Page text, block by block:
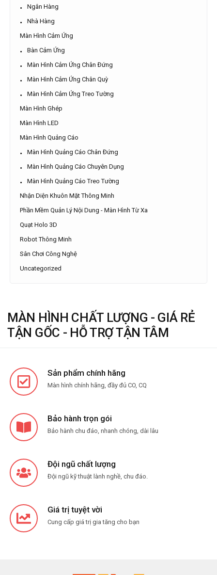
Ngân Hàng
Nhà Hàng
Màn Hình Cảm Ứng
Bàn Cảm Ứng
Màn Hình Cảm Ứng Chân Đứng
Màn Hình Cảm Ứng Chân Quỳ
Màn Hình Cảm Ứng Treo Tường
Màn Hình Ghép
Màn Hình LED
Màn Hình Quảng Cáo
Màn Hình Quảng Cáo Chân Đứng
Màn Hình Quảng Cáo Chuyên Dụng
Màn Hình Quảng Cáo Treo Tường
Nhận Diện Khuôn Mặt Thông Minh
Phần Mềm Quản Lý Nội Dung - Màn Hình Từ Xa
Quạt Holo 3D
Robot Thông Minh
Sân Chơi Công Nghệ
Uncategorized
MÀN HÌNH CHẤT LƯỢNG - GIÁ RẺ
TẬN GỐC - HỖ TRỢ TẬN TÂM
Sản phẩm chính hãng
Màn hình chính hãng, đầy đủ CO, CQ
Bảo hành trọn gói
Bảo hành chu đáo, nhanh chóng, dài lâu
Đội ngũ chất lượng
Đội ngũ kỹ thuật lành nghề, chu đáo.
Giá trị tuyệt vời
Cung cấp giá trị gia tăng cho bạn